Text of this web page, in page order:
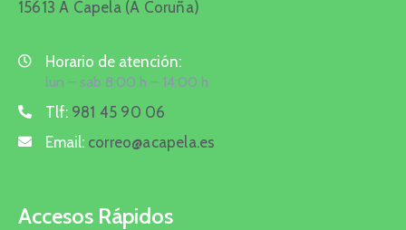
15613 A Capela (A Coruña)
Horario de atención:
lun – sab 8:00 h – 14:00 h
Tlf: 981 45 90 06
Email: correo@acapela.es
Accesos Rápidos